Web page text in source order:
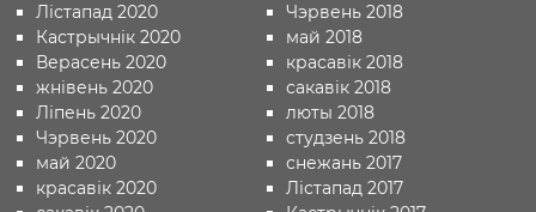
Лістапад 2020
Кастрычнік 2020
Верасень 2020
жнівень 2020
Ліпень 2020
Чэрвень 2020
май 2020
красавік 2020
Чэрвень 2018
май 2018
красавік 2018
сакавік 2018
люты 2018
студзень 2018
снежань 2017
Лістапад 2017